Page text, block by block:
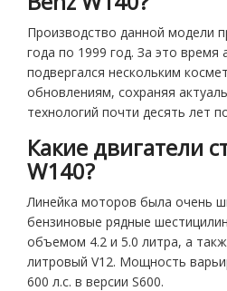
Производство данной модели
года по 1999 год. За это время
подвергался нескольким
обновлениям, сохраняя
технологий почти десять лет
Какие двигатели
W140?
Линейка моторов была очень
бензиновые рядные
объемом 4.2 и 5.0 литра, а
литровый V12. Мощность
600 л.с. в версии S600.